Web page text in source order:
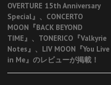
OVERTURE 15th Anniversary
Special』、CONCERTO
MOON『BACK BEYOND
TIME』、TONERICO『Valkyrie
Notes』、LIV MOON『You Live
in Me』のレビューが掲載！